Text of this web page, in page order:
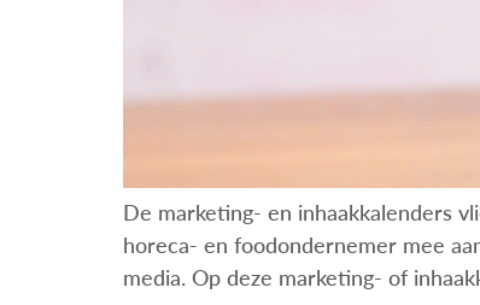
De marketing- en inhaakkalenders
horeca- en foodondernemer mee
media. Op deze marketing- of